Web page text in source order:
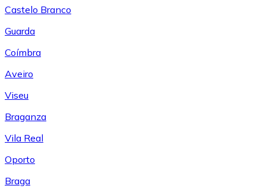
Castelo Branco
Guarda
Coímbra
Aveiro
Viseu
Braganza
Vila Real
Oporto
Braga